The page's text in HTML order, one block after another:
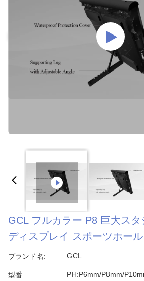
GCL フルカラー P8 巨大ス
ディスプレイ スポーツホー
ブランド名: GCL
型番: PH:P6mm/P8mm/